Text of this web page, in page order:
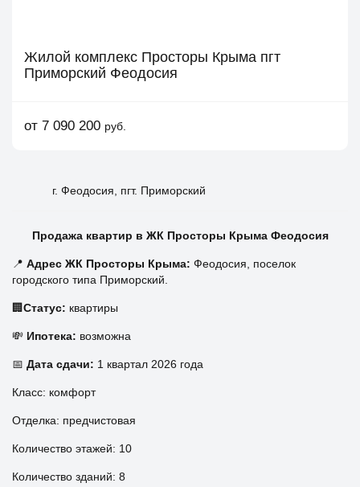
Жилой комплекс Просторы Крыма пгт
Приморский Феодосия
от 7 090 200 руб.
г. Феодосия, пгт. Приморский
Продажа квартир в ЖК Просторы Крыма Феодосия
📍 Адрес ЖК Просторы Крыма: Феодосия, поселок
городского типа Приморский.
🏢Статус: квартиры
💸 Ипотека: возможна
📅 Дата сдачи: 1 квартал 2026 года
Класс: комфорт
Отделка: предчистовая
Количество этажей: 10
Количество зданий: 8